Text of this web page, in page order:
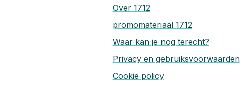
Over 1712
promomateriaal 1712
Waar kan je nog terecht?
Privacy en gebruiksvoorwaarden
Cookie policy